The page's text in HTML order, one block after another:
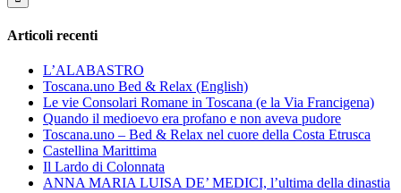
Articoli recenti
L’ALABASTRO
Toscana.uno Bed & Relax (English)
Le vie Consolari Romane in Toscana (e la Via Francigena)
Quando il medioevo era profano e non aveva pudore
Toscana.uno – Bed & Relax nel cuore della Costa Etrusca
Castellina Marittima
Il Lardo di Colonnata
ANNA MARIA LUISA DE’ MEDICI, l’ultima della dinastia